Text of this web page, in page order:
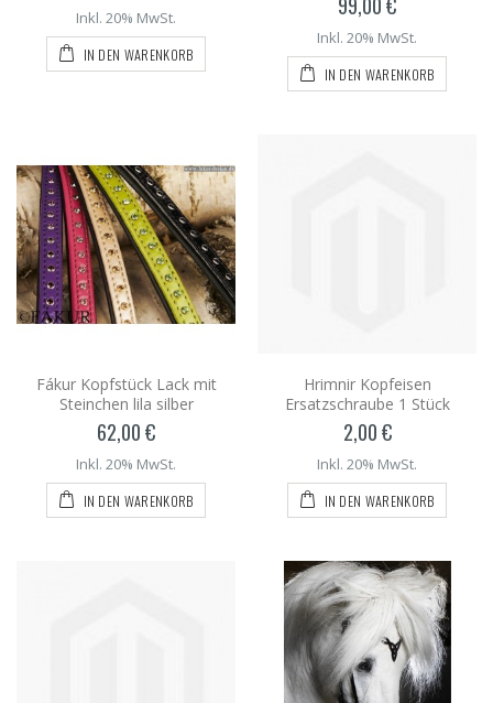
Inkl. 20% MwSt.
IN DEN WARENKORB
Inkl. 20% MwSt.
IN DEN WARENKORB
Fákur Kopfstück Lack mit
Steinchen lila silber
62,00 €
Inkl. 20% MwSt.
IN DEN WARENKORB
Hrimnir Kopfeisen
Ersatzschraube 1 Stück
2,00 €
Inkl. 20% MwSt.
IN DEN WARENKORB